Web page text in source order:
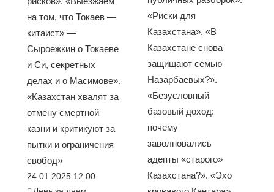
на том, что Токаев —
китаист» —
Сыроежкин о Токаеве
и Си, секретных
делах и о Масимове».
«Казахстан хвалят за
отмену смертной
казни и критикуют за
пытки и ограничения
свобод»
24.01.2025 12:00
«Риски для
Казахстана». «В
Казахстане снова
защищают семью
Назарбаевых?».
«Безусловный
базовый доход:
почему
заволновались
адепты «старого»
Казахстана?». «Эхо